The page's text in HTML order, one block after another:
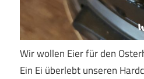
Wir wollen Eier für den
Ein Ei überlebt unseren